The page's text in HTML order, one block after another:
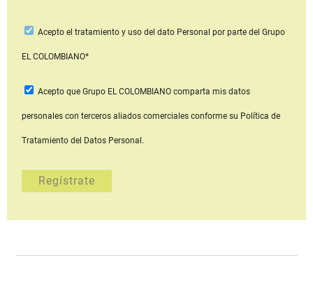
Acepto el tratamiento y uso del dato Personal por parte del Grupo
EL COLOMBIANO*
Acepto que Grupo EL COLOMBIANOcomparta mis datos
personales con terceros aliados comerciales conforme su Política de
Tratamiento del Datos Personal.